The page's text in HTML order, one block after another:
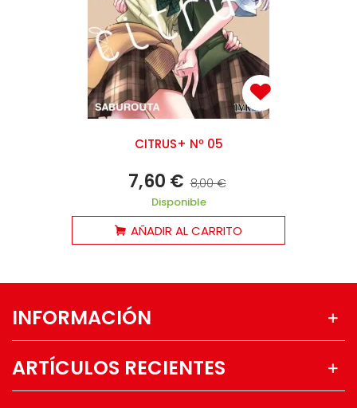
CITRUS+ Nº 05
7,60 € 8,00 €
Disponible
AÑADIR AL CARRITO
INFORMACIÓN
ARTÍCULOS RECIENTES